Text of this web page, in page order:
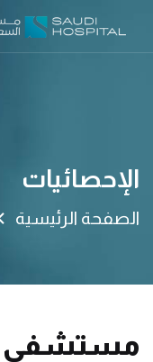
الإحصائيات
الصفحة الرئيسية
مستشفى